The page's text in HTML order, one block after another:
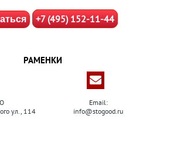
+7 (495) 152-11-44
РАМЕНКИ
ул., 114
Email:
info@stogood.ru